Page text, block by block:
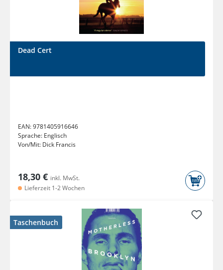
Dead Cert
EAN:9781405916646
Sprache: Englisch
Von/Mit: Dick Francis
18,30 € inkl. MwSt.
Lieferzeit 1-2 Wochen
Taschenbuch